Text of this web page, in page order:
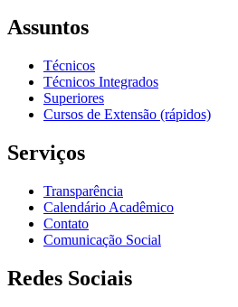
Assuntos
Técnicos
Técnicos Integrados
Superiores
Cursos de Extensão (rápidos)
Serviços
Transparência
Calendário Acadêmico
Contato
Comunicação Social
Redes Sociais